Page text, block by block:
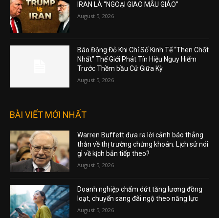
IRAN LÀ “NGOẠI GIAO MẪU GIÁO”
August 5, 2026
Báo Động Đỏ Khi Chỉ Số Kinh Tế “Then Chốt
Nhất” Thế Giới Phát Tín Hiệu Nguy Hiểm
Trước Thềm bầu Cử Giữa Kỳ
August 5, 2026
BÀI VIẾT MỚI NHẤT
Warren Buffett đưa ra lời cảnh báo thẳng
thắn về thị trường chứng khoán: Lịch sử nói
gì về kịch bản tiếp theo?
August 5, 2026
Doanh nghiệp chấm dứt tăng lương đồng
loạt, chuyển sang đãi ngộ theo năng lực
August 5, 2026